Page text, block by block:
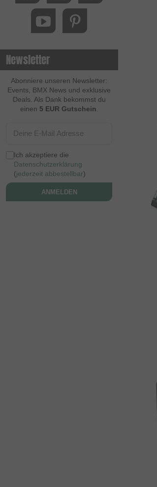
Newsletter
Abonniere unseren Newsletter:
Events, BMX News und exklusive
Deals. Als Dank bekommst du
einen 5 EUR Gutschein
Ich akzeptiere die
Datenschutzerklärung
(jederzeit abbestellbar)
ANMELDEN